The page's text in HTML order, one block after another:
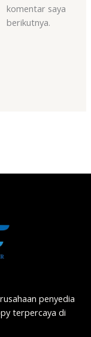
komentar saya
berikutnya.
penyedia
terpercaya di